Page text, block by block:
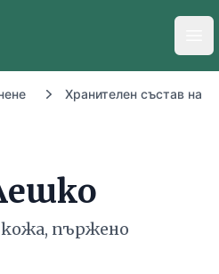
Хранителен състав на
пържено